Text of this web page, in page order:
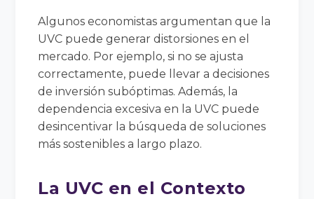
Algunos economistas argumentan que la
UVC puede generar distorsiones en el
mercado. Por ejemplo, si no se ajusta
correctamente, puede llevar a decisiones
de inversión subóptimas. Además, la
dependencia excesiva en la UVC puede
desincentivar la búsqueda de soluciones
más sostenibles a largo plazo.
La UVC en el Contexto